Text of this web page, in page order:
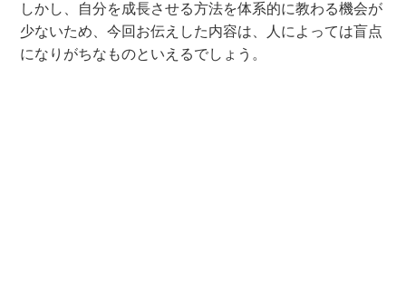
しかし、自分を成長させる方法を体系的に教わる機会が
少ないため、今回お伝えした内容は、人によっては盲点
になりがちなものといえるでしょう。